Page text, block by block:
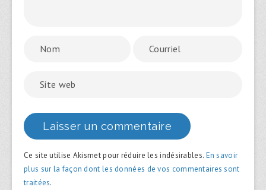
Ce site utilise Akismet pour réduire les indésirables. En savoir
plus sur la façon dont les données de vos commentaires sont
traitées.